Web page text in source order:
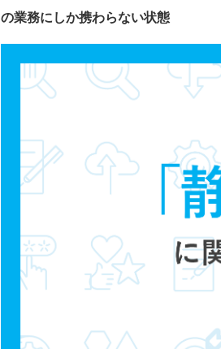
の業務にしか携わらない状態